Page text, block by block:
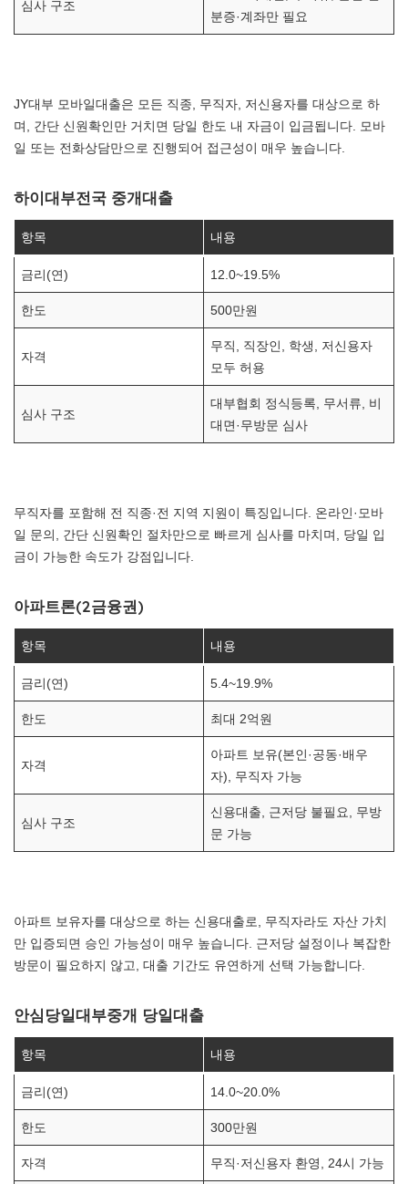
심사 구조
분증·계좌만 필요
JY대부 모바일대출은 모든 직종, 무직자, 저신용자를 대상으로 하
며, 간단 신원확인만 거치면 당일 한도 내 자금이 입금됩니다. 모바
일 또는 전화상담만으로 진행되어 접근성이 매우 높습니다.
하이대부전국 중개대출
항목 내용
금리(연) 12.0~19.5%
한도 500만원
자격
무직, 직장인, 학생, 저신용자
모두 허용
심사 구조
대부협회 정식등록, 무서류, 비
대면·무방문 심사
무직자를 포함해 전 직종·전 지역 지원이 특징입니다. 온라인·모바
일 문의, 간단 신원확인 절차만으로 빠르게 심사를 마치며, 당일 입
금이 가능한 속도가 강점입니다.
아파트론(2금융권)
항목 내용
금리(연) 5.4~19.9%
한도 최대 2억원
자격
아파트 보유(본인·공동·배우
자), 무직자 가능
심사 구조
신용대출, 근저당 불필요, 무방
문 가능
아파트 보유자를 대상으로 하는 신용대출로, 무직자라도 자산 가치
만 입증되면 승인 가능성이 매우 높습니다. 근저당 설정이나 복잡한
방문이 필요하지 않고, 대출 기간도 유연하게 선택 가능합니다.
안심당일대부중개 당일대출
항목 내용
금리(연) 14.0~20.0%
한도 300만원
자격 무직·저신용자 환영, 24시 가능